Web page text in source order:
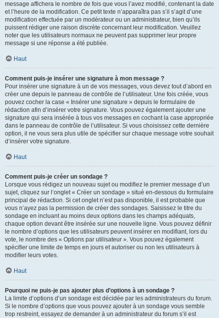
message affichera le nombre de fois que vous l’avez modifié, contenant la date
et l’heure de la modification. Ce petit texte n’apparaîtra pas s’il s’agit d’une
modification effectuée par un modérateur ou un administrateur, bien qu’ils
puissent rédiger une raison discrète concernant leur modification. Veuillez
noter que les utilisateurs normaux ne peuvent pas supprimer leur propre
message si une réponse a été publiée.
Haut
Comment puis-je insérer une signature à mon message ?
Pour insérer une signature à un de vos messages, vous devez tout d’abord en
créer une depuis le panneau de contrôle de l’utilisateur. Une fois créée, vous
pouvez cocher la case « Insérer une signature » depuis le formulaire de
rédaction afin d’insérer votre signature. Vous pouvez également ajouter une
signature qui sera insérée à tous vos messages en cochant la case appropriée
dans le panneau de contrôle de l’utilisateur. Si vous choisissez cette dernière
option, il ne vous sera plus utile de spécifier sur chaque message votre souhait
d’insérer votre signature.
Haut
Comment puis-je créer un sondage ?
Lorsque vous rédigez un nouveau sujet ou modifiez le premier message d’un
sujet, cliquez sur l’onglet « Créer un sondage » situé en-dessous du formulaire
principal de rédaction. Si cet onglet n’est pas disponible, il est probable que
vous n’ayez pas la permission de créer des sondages. Saisissez le titre du
sondage en incluant au moins deux options dans les champs adéquats,
chaque option devant être insérée sur une nouvelle ligne. Vous pouvez définir
le nombre d’options que les utilisateurs peuvent insérer en modifiant, lors du
vote, le nombre des « Options par utilisateur ». Vous pouvez également
spécifier une limite de temps en jours et autoriser ou non les utilisateurs à
modifier leurs votes.
Haut
Pourquoi ne puis-je pas ajouter plus d’options à un sondage ?
La limite d’options d’un sondage est décidée par les administrateurs du forum.
Si le nombre d’options que vous pouvez ajouter à un sondage vous semble
trop restreint, essayez de demander à un administrateur du forum s’il est